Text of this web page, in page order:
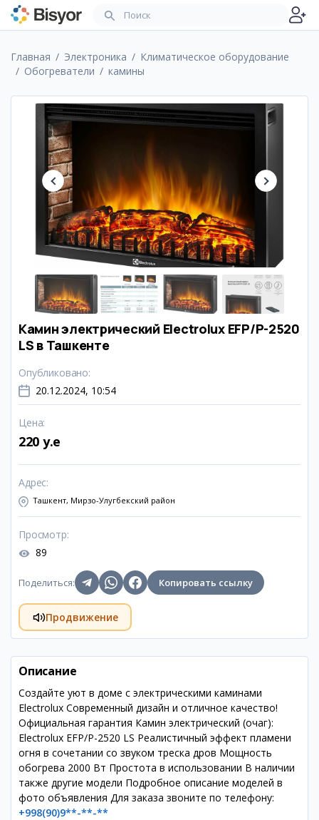
Главная Электроника
Климатическое оборудование
Обогреватели
камины
Камин электрический Electrolux EFP/P-2520
LS в Ташкенте
Опубликовано:
20.12.2024, 10:54
Цена:
220 y.e
Адрес:
Ташкент, Мирзо-Улугбекский район
Просмотр:
89
Поделиться: Копировать ссылку
Продвижение
Описание
Создайте уют в доме с электрическими каминами
Electrolux Современный дизайн и отличное качество!
Официальная гарантия Камин электрический (очаг):
Electrolux EFP/P-2520 LS Реалистичный эффект пламени
огня в сочетании со звуком треска дров Мощность
обогрева 2000 Вт Простота в использовании В наличии
также другие модели Подробное описание моделей в
фото объявления Для заказа звоните по телефону:
+998(90)9**-**-**